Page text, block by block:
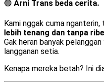
🟢 Arni Trans beda cerita.
Kami nggak cuma nganterin,
lebih tenang dan tanpa
Gak heran banyak
langganan setia.
Kenapa mereka betah? Ini